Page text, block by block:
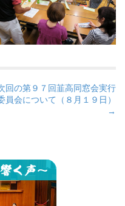
回の第９７回韮高同窓会実行
員会について（８月１９日）
→